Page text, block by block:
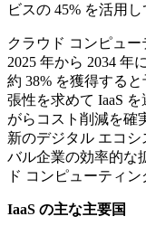
ビスの 45% を活用し
クラウド コンピュー
2025 年から 2034 年
約 38% を獲得する
張性を求めて IaaS
がらコスト削減を確
新のデジタル エコ
バル企業の効率的な
ド コンピューティ
IaaS の主な主要国